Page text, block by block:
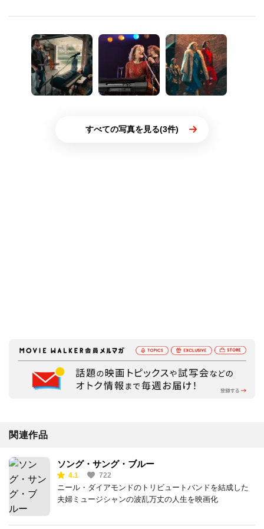
すべての写真を見る(3件)
関連作品
ソング・サング・ブルー
4.1 722
ニール・ダイアモンドのトリビュートバンドを結成した
夫婦ミュージシャンの波乱万丈の人生を映画化